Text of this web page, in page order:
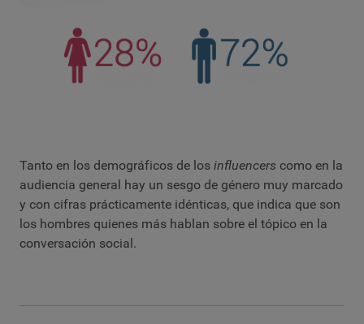
Tanto en los demográficos de los influencers como en la
audiencia general hay un sesgo de género muy marcado
y con cifras prácticamente idénticas, que indica que son
los hombres quienes más hablan sobre el tópico en la
conversación social.